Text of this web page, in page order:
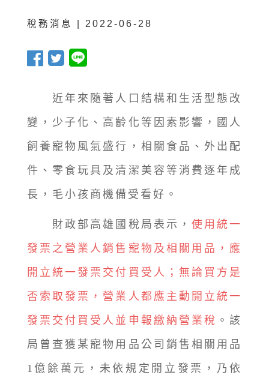
稅務消息 | 2022-06-28
近年來隨著人口結構和生活型態改
變，少子化、高齡化等因素影響，國人
飼養寵物風氣盛行，相關食品、外出配
件、零食玩具及清潔美容等消費逐年成
長，毛小孩商機備受看好。
財政部高雄國稅局表示， 使用統一
發票之營業人銷售寵物及相關用品，應
開立統一發票交付買受人；無論買方是
否索取發票，營業人都應主動開立統一
發票交付買受人並申報繳納營業稅 。該
局曾查獲某寵物用品公司銷售相關用品
1億餘萬元，未依規定開立發票，乃依